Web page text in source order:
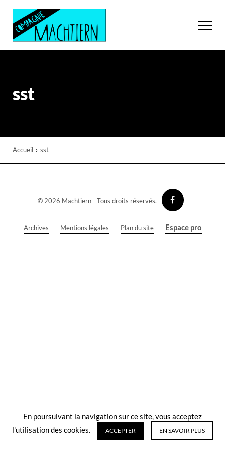
sst
Accueil › sst
© 2026 Machtiern - Tous droits réservés.
Archives Mentions légales Plan du site Espace pro
En poursuivant la navigation sur ce site, vous acceptez
l'utilisation des cookies.
ACCEPTER EN SAVOIR PLUS